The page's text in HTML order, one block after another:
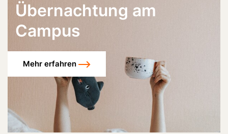
Übernachtung am
Campus
Mehr erfahren